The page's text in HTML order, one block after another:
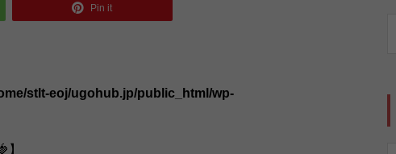
Pin it
stlt-eoj/ugohub.jp/public_html/wp-
】